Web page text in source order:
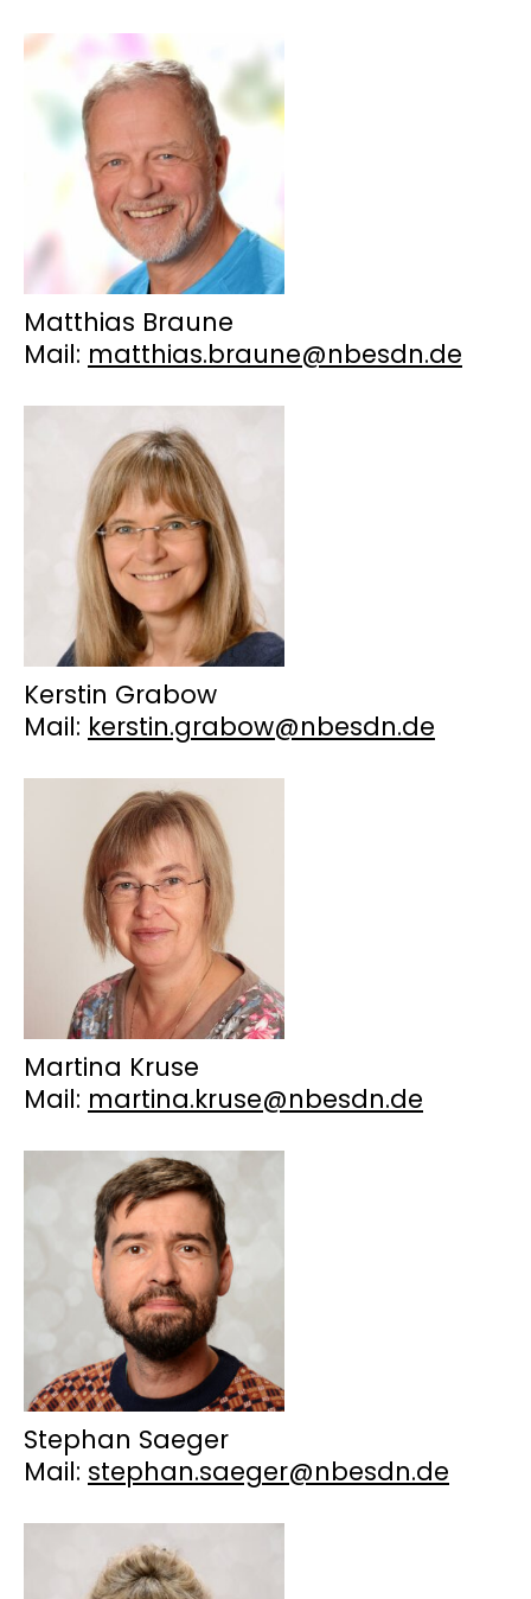
Matthias Braune
Mail: matthias.braune@nbesdn.de
Kerstin Grabow
Mail: kerstin.grabow@nbesdn.de
Martina Kruse
Mail: martina.kruse@nbesdn.de
Stephan Saeger
Mail: stephan.saeger@nbesdn.de